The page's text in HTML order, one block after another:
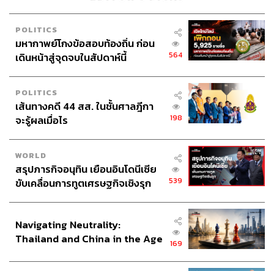
POLITICS
มหากาพย์โกงข้อสอบท้องถิ่น ก่อน
เดินหน้าสู่จุดจบในสัปดาห์นี้
564
POLITICS
เส้นทางคดี 44 สส. ในชั้นศาลฎีกา
จะรู้ผลเมื่อไร
198
WORLD
สรุปภารกิจอนุทิน เยือนอินโดนีเซีย
ขับเคลื่อนการทูตเศรษฐกิจเชิงรุก
539
Navigating Neutrality:
Thailand and China in the Age
169